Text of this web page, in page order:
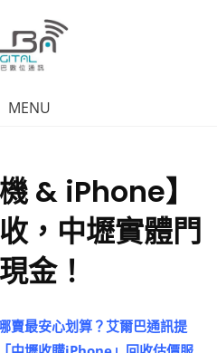
MENU
& iPhone】
，中壢實體門
金！
賣最安心划算？艾爾巴通訊提